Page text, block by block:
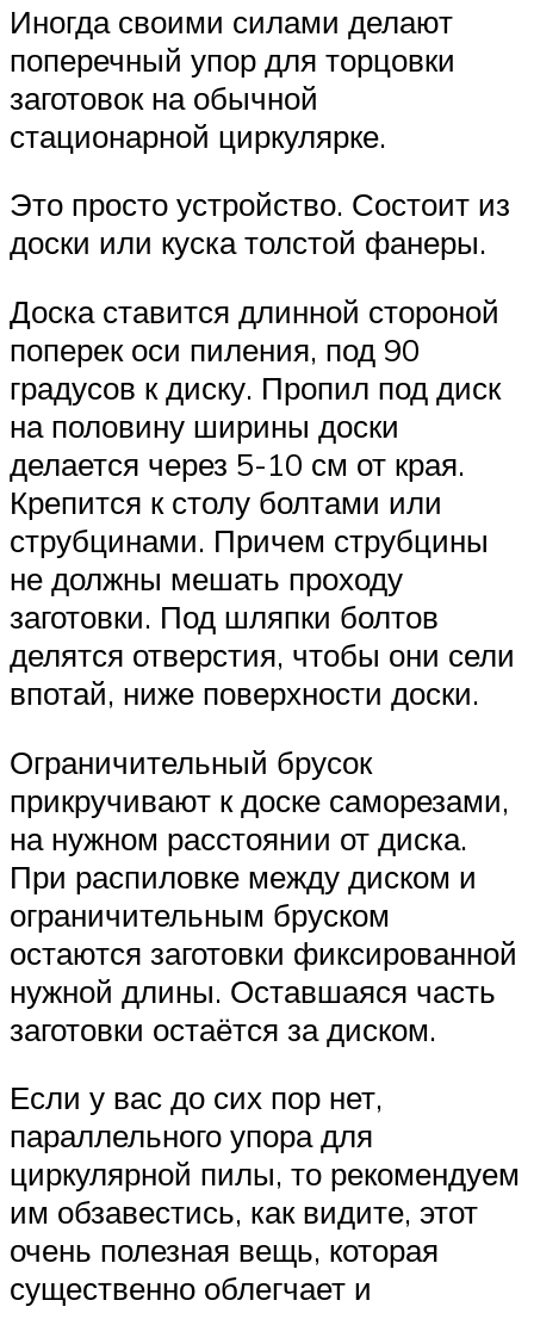
Иногда своими силами делают
поперечный упор для торцовки
заготовок на обычной
стационарной циркулярке.
Это просто устройство. Состоит из
доски или куска толстой фанеры.
Доска ставится длинной стороной
поперек оси пиления, под 90
градусов к диску. Пропил под диск
на половину ширины доски
делается через 5-10 см от края.
Крепится к столу болтами или
струбцинами. Причем струбцины
не должны мешать проходу
заготовки. Под шляпки болтов
делятся отверстия, чтобы они сели
впотай, ниже поверхности доски.
Ограничительный брусок
прикручивают к доске саморезами,
на нужном расстоянии от диска.
При распиловке между диском и
ограничительным бруском
остаются заготовки фиксированной
нужной длины. Оставшаяся часть
заготовки остаётся за диском.
Если у вас до сих пор нет,
параллельного упора для
циркулярной пилы, то рекомендуем
им обзавестись, как видите, этот
очень полезная вещь, которая
существенно облегчает и